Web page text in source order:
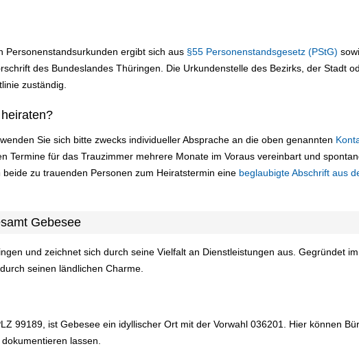
Personenstandsurkunden ergibt sich aus §55 Personenstandsgesetz (PStG)
des Bundeslandes Thüringen. Die Urkundenstelle des Bezirks, der Stadt
zuständig.
Sie sich bitte zwecks individueller Absprache an die oben genannten
Termine für das Trauzimmer mehrere Monate im Voraus vereinbart und
zu trauenden Personen zum Heiratstermin eine beglaubigte Abschrift aus
Gebesee
und zeichnet sich durch seine Vielfalt an Dienstleistungen aus. Gegründet
seinen ländlichen Charme.
99189, ist Gebesee ein idyllischer Ort mit der Vorwahl 036201. Hier können
lassen.